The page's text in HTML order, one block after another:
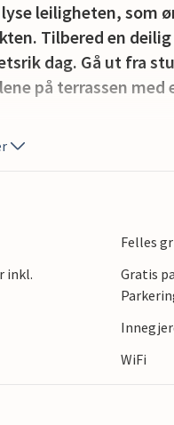
leiligheten, som
Tilbered en
dag. Gå ut fra
på terrassen med
sammen
beliggende
På kysten kan du
stranden!
Felles
inkl.
Gratis
WiFi